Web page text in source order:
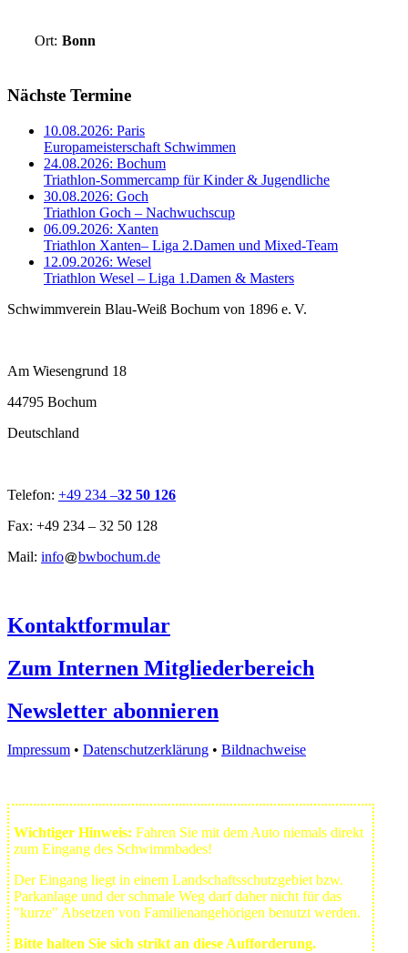
Ort: Bonn
Nächste Termine
10.08.2026: Paris
Europameisterschaft Schwimmen
24.08.2026: Bochum
Triathlon-Sommercamp für Kinder & Jugendliche
30.08.2026: Goch
Triathlon Goch – Nachwuchscup
06.09.2026: Xanten
Triathlon Xanten– Liga 2.Damen und Mixed-Team
12.09.2026: Wesel
Triathlon Wesel – Liga 1.Damen & Masters
Schwimmverein Blau-Weiß Bochum von 1896 e. V.
Am Wiesengrund 18
44795 Bochum
Deutschland
Telefon: +49 234 –32 50 126
Fax: +49 234 – 32 50 128
Mail: info bwbochum.de
Kontaktformular
Zum Internen Mitgliederbereich
Newsletter abonnieren
Impressum • Datenschutzerklärung • Bildnachweise
Wichtiger Hinweis: Fahren Sie mit dem Auto niemals direkt
zum Eingang des Schwimmbades!
Der Eingang liegt in einem Landschafts­schutzgebiet bzw.
Park­anlage und der schmale Weg darf daher nicht für das
"kurze" Absetzen von Familienangehörigen benutzt werden.
Bitte halten Sie sich strikt an diese Aufforderung.